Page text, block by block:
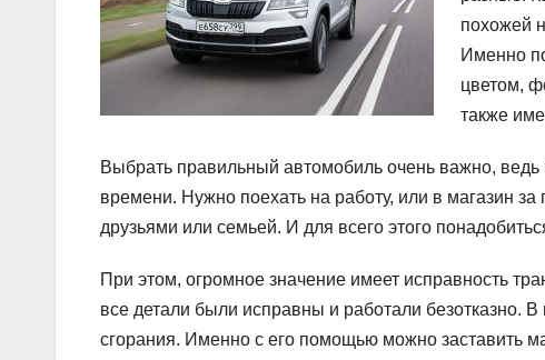
похожей
Именно
цветом,
также
Выбрать правильный автомобиль очень важно,
времени. Нужно поехать на работу, или в магазин
друзьями или семьей. И для всего этого
При этом, огромное значение имеет исправность
все детали были исправны и работали безотказно. В
сгорания. Именно с его помощью можно заставить